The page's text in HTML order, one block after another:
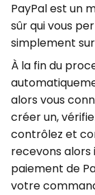
PayPal est un
sûr qui vous
simplement
À la fin du
alors vous
créer un,
contrôlez et
recevons
paiement de
votre